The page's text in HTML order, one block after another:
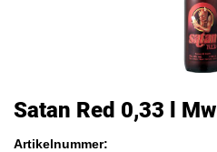
Satan Red 0,33 l Mw
Artikelnummer: